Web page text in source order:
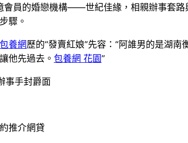
會員的婚戀機構——世紀佳緣，相親辦事套路
驟。
包養網歷的“發賣紅娘”先容：“阿誰男的是湖
他先過去。 包養網 花園”
事手封爵面
推介網貸